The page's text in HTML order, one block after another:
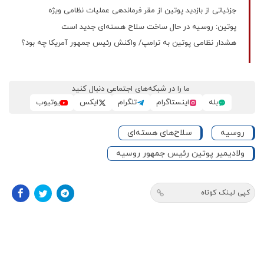
جزئیاتی از بازدید پوتین از مقر فرماندهی عملیات نظامی ویژه
پوتین: روسیه در حال ساخت سلاح هسته‌ای جدید است
هشدار نظامی پوتین به ترامپ/ واکنش رئیس جمهور آمریکا چه بود؟
ما را در شبکه‌های اجتماعی دنبال کنید
بله
اینستاگرام تلگرام ایکس یوتیوب
روسیه
سلاح‌های هسته‌ای
ولادیمیر پوتین رئیس جمهور روسیه
کپی لینک کوتاه